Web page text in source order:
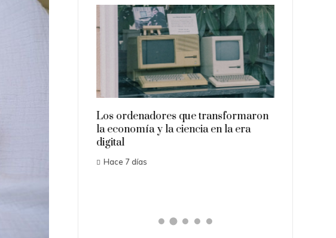
más
la historia
Los ordenadores que transformaron
la economía y la ciencia en la era
digital
Hace 7 días